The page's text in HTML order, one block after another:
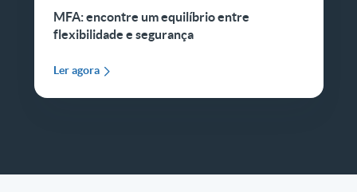
MFA: encontre um equilíbrio entre
flexibilidade e segurança
Ler agora